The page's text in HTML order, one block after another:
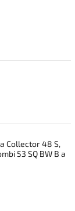
Collector 48 S,
53 SQ BW B a